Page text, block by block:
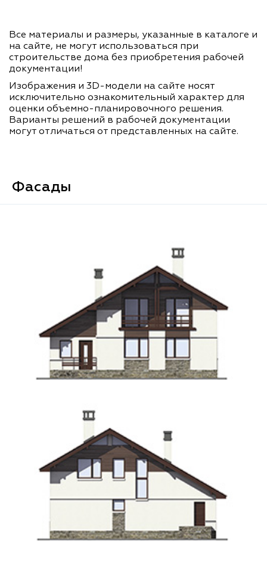
Все материалы и размеры, указанные в каталоге и
на сайте, не могут использоваться при
строительстве дома без приобретения рабочей
документации!
Изображения и 3D-модели на сайте носят
исключительно ознакомительный характер для
оценки объемно-планировочного решения.
Варианты решений в рабочей документации
могут отличаться от представленных на сайте.
Фасады